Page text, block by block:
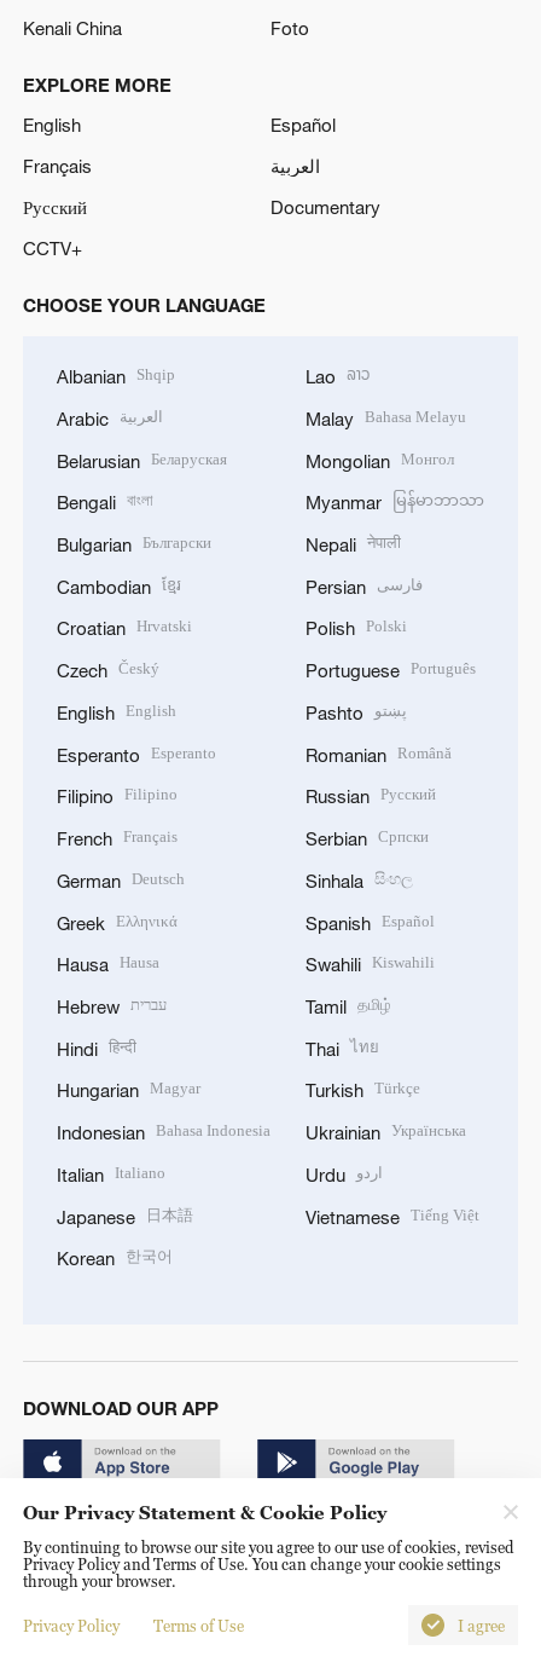
Kenali China
Foto
EXPLORE MORE
English
Español
Français
العربية
Русский
Documentary
CCTV+
CHOOSE YOUR LANGUAGE
Albanian Shqip
Arabic العربية
Belarusian Беларуская
Bengali বাংলা
Bulgarian Български
Cambodian ខ្មែរ
Croatian Hrvatski
Czech Český
English English
Esperanto Esperanto
Filipino Filipino
French Français
German Deutsch
Greek Ελληνικά
Hausa Hausa
Hebrew עברית
Hindi हिन्दी
Hungarian Magyar
Indonesian Bahasa Indonesia
Italian Italiano
Japanese 日本語
Korean 한국어
Lao ລາວ
Malay Bahasa Melayu
Mongolian Монгол
Myanmar မြန်မာဘာသာ
Nepali नेपाली
Persian فارسی
Polish Polski
Portuguese Português
Pashto پښتو
Romanian Română
Russian Русский
Serbian Српски
Sinhala සිංහල
Spanish Español
Swahili Kiswahili
Tamil தமிழ்
Thai ไทย
Turkish Türkçe
Ukrainian Українська
Urdu اردو
Vietnamese Tiếng Việt
DOWNLOAD OUR APP
© China Radio International.CRI. All Rights Reserved. 16A
Shijingshan Road, Beijing, China. 100040
Our Privacy Statement & Cookie Policy
By continuing to browse our site you agree to our use of cookies, revised
Privacy Policy and Terms of Use. You can change your cookie settings
through your browser.
Privacy Policy Terms of Use I agree